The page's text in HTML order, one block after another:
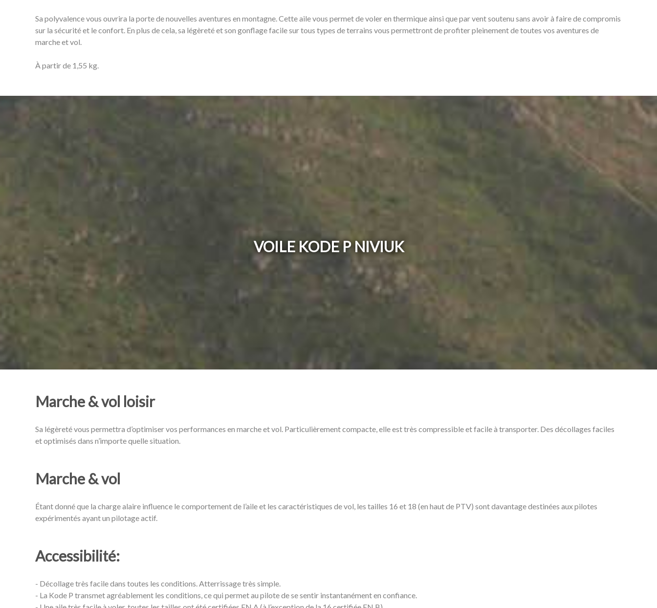
Sa polyvalence vous ouvrira la porte de nouvelles aventures en montagne. Cette aile vous permet de voler en thermique ainsi que par vent soutenu sans avoir à faire de compromis
sur la sécurité et le confort. En plus de cela, sa légèreté et son gonflage facile sur tous types de terrains vous permettront de profiter pleinement de toutes vos aventures de
marche et vol.
À partir de 1,55 kg.
VOILE KODE P NIVIUK
Marche & vol loisir
Sa légèreté vous permettra d’optimiser vos performances en marche et vol. Particulièrement compacte, elle est très compressible et facile à transporter. Des décollages faciles
et optimisés dans n’importe quelle situation.
Marche & vol
Étant donné que la charge alaire influence le comportement de l’aile et les caractéristiques de vol, les tailles 16 et 18 (en haut de PTV) sont davantage destinées aux pilotes
expérimentés ayant un pilotage actif.
Accessibilité:
- Décollage très facile dans toutes les conditions. Atterrissage très simple.
- La Kode P transmet agréablement les conditions, ce qui permet au pilote de se sentir instantanément en confiance.